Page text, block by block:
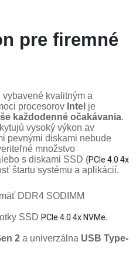
pre firemné
kvalitným a
procesorov Intel je
každodenné očakávania.
vysoký výkon av
pevnými diskami nebude
množstvo
s diskami SSD (PCIe 4.0 4x
štartu systému a aplikácií.
DDR4 SODIMM
SSD PCIe 4.0 4x NVMe.
2 a univerzálna USB Type-